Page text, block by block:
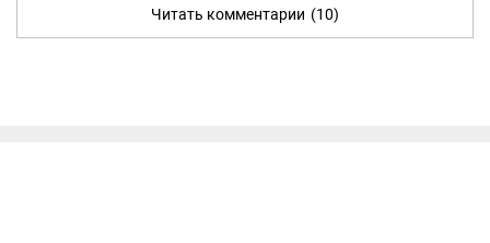
Читать комментарии (10)